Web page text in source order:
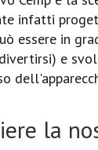
infatti
essere in
e
la